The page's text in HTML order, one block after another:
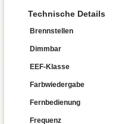
Technische Details
Brennstellen
Dimmbar
EEF-Klasse
Farbwiedergabe
Fernbedienung
Frequenz